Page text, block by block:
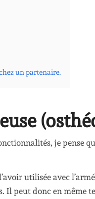
un partenaire.
je pense
utilisée avec
Il peut donc en même